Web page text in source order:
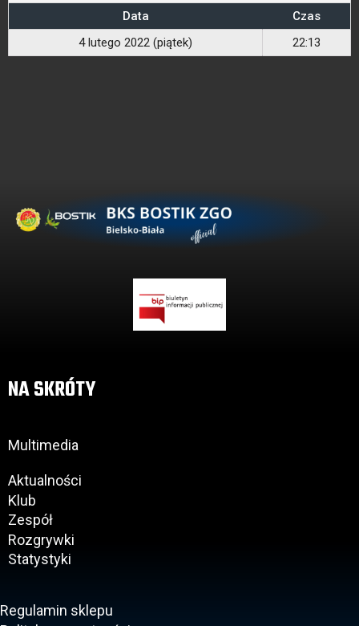
Data
Czas
4 lutego 2022 (piątek)
22:13
NA SKRÓTY
Multimedia
Aktualności
Klub
Zespół
Rozgrywki
Statystyki
Regulamin sklepu